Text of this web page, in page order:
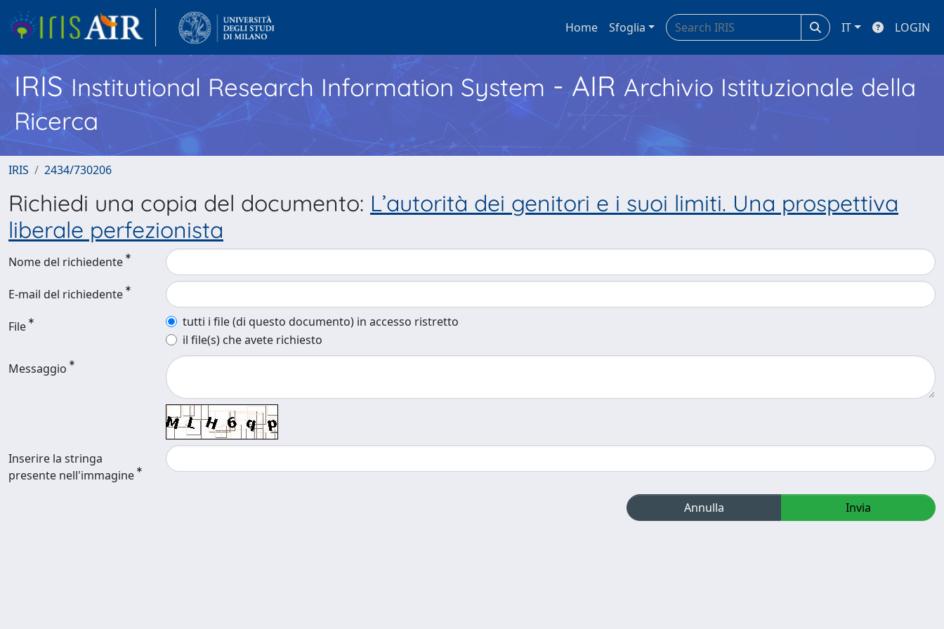
Home Sfoglia IT LOGIN
IRISInstitutional Research Information System - AIR Archivio Istituzionale della
Ricerca
IRIS 2434/730206
Richiedi una copia del documento: L’autorità dei genitori e i suoi limiti. Una prospettiva
liberale perfezionista
Nome del richiedente
E-mail del richiedente
File
tutti i file (di questo documento) in accesso ristretto
il file(s) che avete richiesto
Messaggio
Inserire la stringa
presente nell'immagine
Annulla Invia